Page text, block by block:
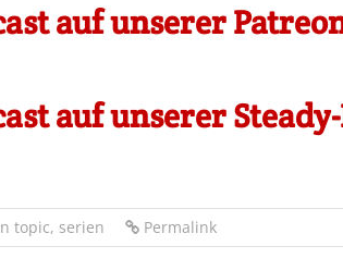
auf unserer
auf unserer Steady-
topic, serien Permalink